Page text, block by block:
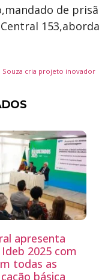
Souza cria projeto inovador
apresenta
2025 com
todas as
básica